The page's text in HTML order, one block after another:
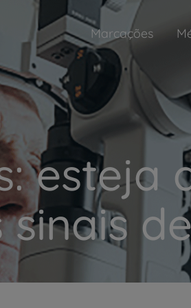
Marcações
esteja